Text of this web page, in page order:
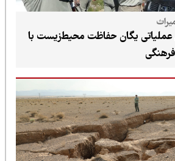
یگان حفاظت محیط‌زیست با